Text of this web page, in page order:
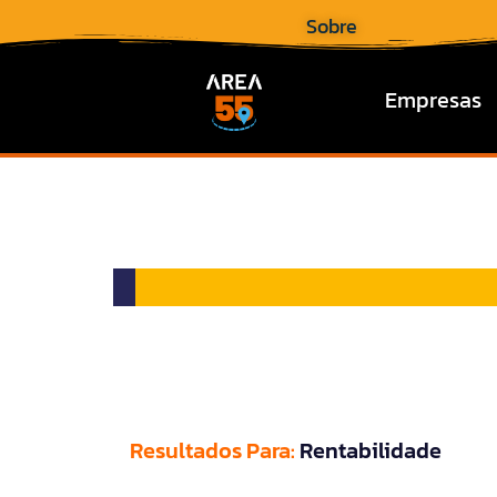
Sobre
Empresas
Resultados Para: Rentabilidade